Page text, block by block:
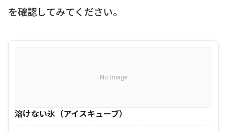
を確認してみてください。
No Image
溶けない氷（アイスキューブ）